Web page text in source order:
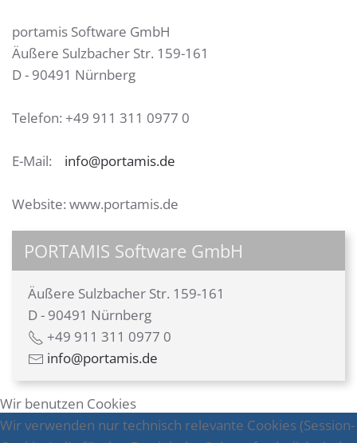
portamis Software GmbH
Äußere Sulzbacher Str. 159-161
D - 90491 Nürnberg
Telefon: +49 911 311 0977 0
E-Mail: info@portamis.de
Website: www.portamis.de
PORTAMIS Software GmbH
Äußere Sulzbacher Str. 159-161
D - 90491 Nürnberg
+49 911 311 0977 0
info@portamis.de
Wir benutzen Cookies
Wir verwenden nur technisch relevante Cookies (Session-